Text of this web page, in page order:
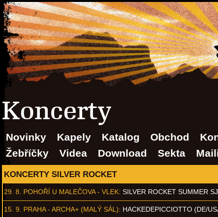
Koncerty
Novinky Kapely Katalog Obchod
Žebříčky
Videa Download Sekta
KONCERTY SILVER ROCKET
29. 8. POHOŘÍ U MALEČOVA - VLEK: SILVER ROCKET SUMMER
15. 9. PRAHA - ARCHA+ (MALÝ SÁL): HACKEDEPICCIOTTO (DE/